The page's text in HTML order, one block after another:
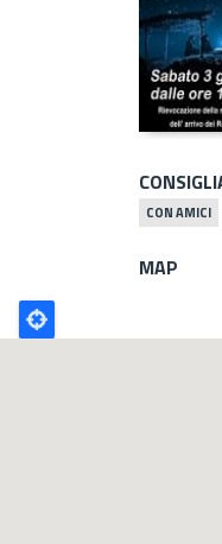
CON AMICI
MAP
Poligono
GEO